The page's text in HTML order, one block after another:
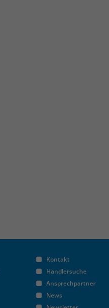
Kontakt
Händlersuche
Ansprechpartner
News